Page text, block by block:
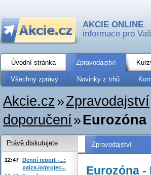
AKCIE ONLINE
informace pro
Úvodní stránka Zpravodajství
Všechny zprávy Novinky z trhů
Akcie.cz»Zpravodajství
doporučení»
Zpravodajství
Eurozóna
Právě diskutujete
12:47 Denní report -...:
paiza.io/projec...